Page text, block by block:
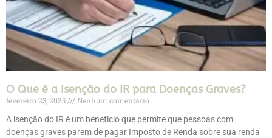
O Que é a Isenção do IR para Doenças Graves?
fevereiro 23, 2025
Nenhum comentário
A isenção do IR é um benefício que permite que pessoas com
doenças graves parem de pagar Imposto de Renda sobre sua renda